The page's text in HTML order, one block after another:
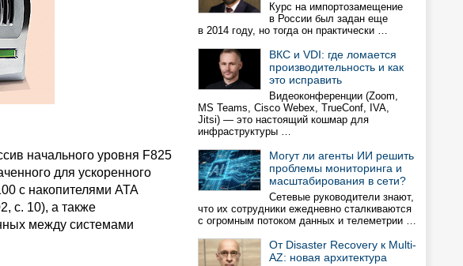
начального уровня F825
для ускоренного
с накопителями ATA
с. 10), а также
между системами
Курс на импортозамещение
в России был задан еще
в 2014 году, но тогда он практически …
ВКС и VDI: где ломается
производительность и как
это исправить
Видеоконференции (Zoom,
MS Teams, Cisco Webex, TrueConf, IVA,
Jitsi) — это настоящий кошмар для
инфраструктуры …
Могут ли агенты ИИ решить
проблемы мониторинга и
масштабирования в сети?
Сетевые руководители знают,
что их сотрудники ежедневно сталкиваются
с огромным потоком данных и телеметрии …
От Disaster Recovery к Multi-
AZ: новая архитектура